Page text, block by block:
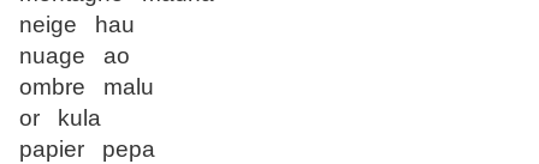
neige hau
nuage ao
ombre malu
or kula
papier pepa